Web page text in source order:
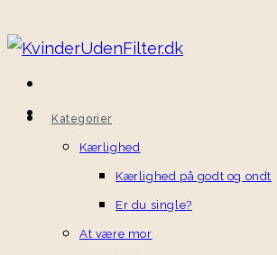
Kategorier
Kærlighed
Kærlighed på godt og ondt
Er du single?
At være mor